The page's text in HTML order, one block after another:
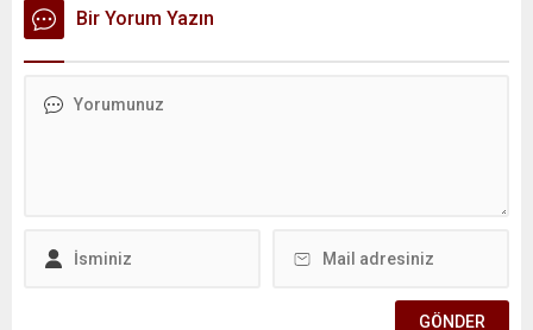
Bir Yorum Yazın